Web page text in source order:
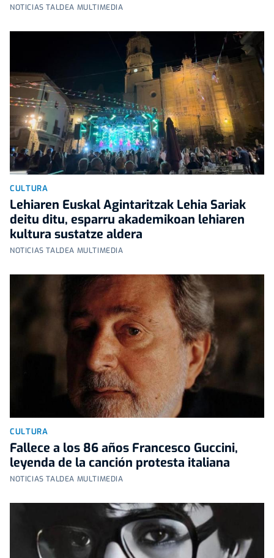
NOTICIAS TALDEA MULTIMEDIA
CULTURA
Lehiaren Euskal Agintaritzak Lehia Sariak
deitu ditu, esparru akademikoan lehiaren
kultura sustatze aldera
NOTICIAS TALDEA MULTIMEDIA
CULTURA
Fallece a los 86 años Francesco Guccini,
leyenda de la canción protesta italiana
NOTICIAS TALDEA MULTIMEDIA